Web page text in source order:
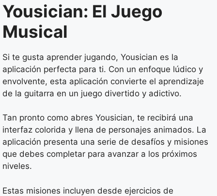
Yousician: El Juego
Musical
Si te gusta aprender jugando, Yousician es la
aplicación perfecta para ti. Con un enfoque lúdico y
envolvente, esta aplicación convierte el aprendizaje
de la guitarra en un juego divertido y adictivo.
Tan pronto como abres Yousician, te recibirá una
interfaz colorida y llena de personajes animados. La
aplicación presenta una serie de desafíos y misiones
que debes completar para avanzar a los próximos
niveles.
Estas misiones incluyen desde ejercicios de